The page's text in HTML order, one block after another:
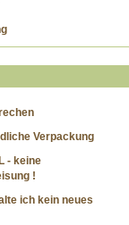
Verpackung
- keine
!
ich kein neues